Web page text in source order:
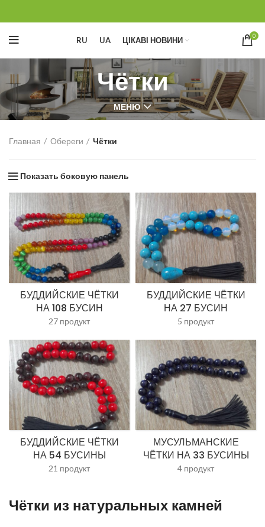
RU UA ЦІКАВІ НОВИНИ 0
Чётки
МЕНЮ
Главная Обереги Чётки
Показать боковую панель
БУДДИЙСКИЕ ЧЁТКИ
НА 108 БУСИН
27 продукт
БУДДИЙСКИЕ ЧЁТКИ
НА 27 БУСИН
5 продукт
БУДДИЙСКИЕ ЧЁТКИ
НА 54 БУСИНЫ
21 продукт
МУСУЛЬМАНСКИЕ
ЧЁТКИ НА 33 БУСИНЫ
4 продукт
Чётки из натуральных камней